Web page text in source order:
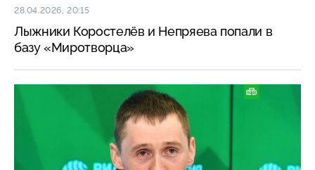
28.04.2026, 20:15
Лыжники Коростелёв и Непряева попали в
базу «Миротворца»